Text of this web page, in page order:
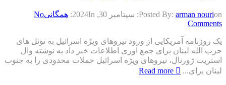
Posted By: arman nourion: سپتامبر 30, 2024 In: همگانیNo
Comments
یک روزنامه آمریکایی از ورود نیروهای ویژه اسرائیل به تونل های
حزب الله لبنان برای جمع اوری اطلاعات خبر داد به نوشته وال
استریت ژورنال، نیروهای ویژه اسرائیل حملات محدودی را به جنوب
لبنان برای...
Read more